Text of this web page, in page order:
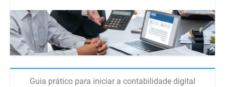
Guia prático para iniciar a contabilidade digital